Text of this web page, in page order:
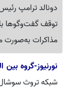
دونالد ترامپ
توقف گفت‌وگوها با
مذاکرات به‌صورت
نورنیوز-گروه بین
شبکه تروث